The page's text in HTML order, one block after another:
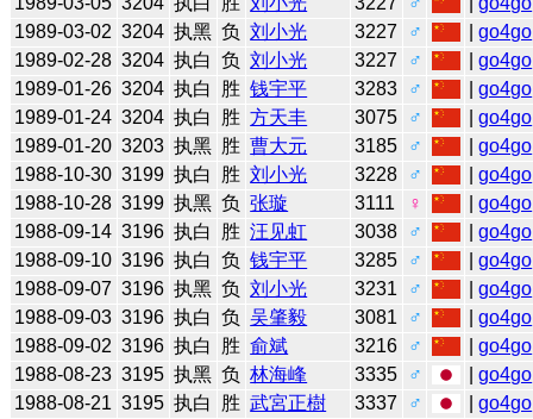
1989-03-02 3204 执黑 负 刘小光 3227 ♂ |go4go
1989-02-28 3204 执白 负 刘小光 3227 ♂ |go4go
1989-01-26 3204 执白 胜 钱宇平 3283 ♂ |go4go
1989-01-24 3204 执白 胜 方天丰 3075 ♂ |go4go
1989-01-20 3203 执黑 胜 曹大元 3185 ♂ |go4go
1988-10-30 3199 执白 胜 刘小光 3228 ♂ |go4go
1988-10-28 3199 执黑 负 张璇 3111 ♀ |go4go
1988-09-14 3196 执白 胜 汪见虹 3038 ♂ |go4go
1988-09-10 3196 执白 负 钱宇平 3285 ♂ |go4go
1988-09-07 3196 执黑 负 刘小光 3231 ♂ |go4go
1988-09-03 3196 执白 负 吴肇毅 3081 ♂ |go4go
1988-09-02 3196 执白 胜 俞斌 3216 ♂ |go4go
1988-08-23 3195 执黑 负 林海峰 3335 ♂ |go4go
1988-08-21 3195 执白 胜 武宮正樹 3337 ♂ |go4go